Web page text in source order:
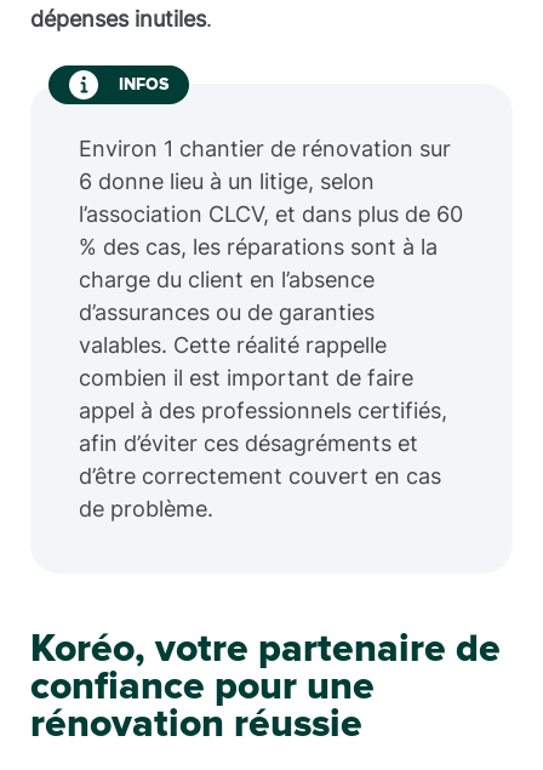
dépenses inutiles.
INFOS
Environ 1 chantier de rénovation sur
6 donne lieu à un litige, selon
l’association CLCV, et dans plus de 60
% des cas, les réparations sont à la
charge du client en l’absence
d’assurances ou de garanties
valables. Cette réalité rappelle
combien il est important de faire
appel à des professionnels certifiés,
afin d’éviter ces désagréments et
d’être correctement couvert en cas
de problème.
Koréo, votre partenaire de
confiance pour une
rénovation réussie